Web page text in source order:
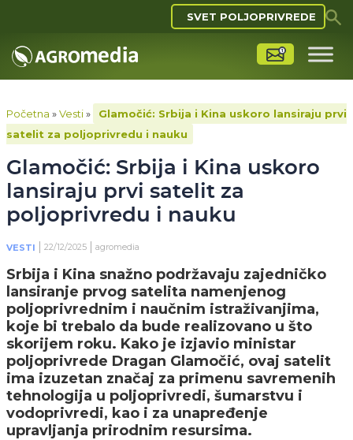
SVET POLJOPRIVREDE
Početna »Vesti»
Glamočić: Srbija i Kina uskoro lansiraju prvi
satelit za poljoprivredu i nauku
Glamočić: Srbija i Kina uskoro
lansiraju prvi satelit za
poljoprivredu i nauku
VESTI 22/12/2025 agromedia
Srbija i Kina snažno podržavaju zajedničko
lansiranje prvog satelita namenjenog
poljoprivrednim i naučnim istraživanjima,
koje bi trebalo da bude realizovano u što
skorijem roku. Kako je izjavio ministar
poljoprivrede Dragan Glamočić, ovaj satelit
ima izuzetan značaj za primenu savremenih
tehnologija u poljoprivredi, šumarstvu i
vodoprivredi, kao i za unapređenje
upravljanja prirodnim resursima.